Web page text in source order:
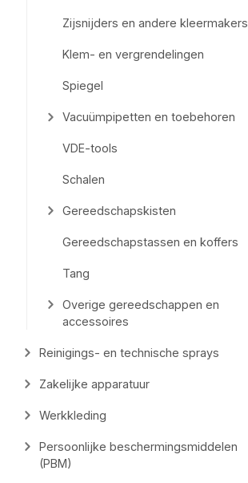
Zijsnijders en andere kleermakers
Klem- en vergrendelingen
Spiegel
Vacuümpipetten en toebehoren
VDE-tools
Schalen
Gereedschapskisten
Gereedschapstassen en koffers
Tang
Overige gereedschappen en
accessoires
Reinigings- en technische sprays
Zakelijke apparatuur
Werkkleding
Persoonlijke beschermingsmiddelen
(PBM)